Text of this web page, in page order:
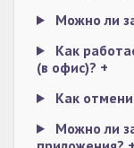
Можно ли
Как
(в офис)? +
Как
Можно ли